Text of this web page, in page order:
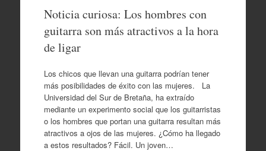
Noticia curiosa: Los hombres con
guitarra son más atractivos a la hora
de ligar
Los chicos que llevan una guitarra podrían tener
más posibilidades de éxito con las mujeres. La
Universidad del Sur de Bretaña, ha extraído
mediante un experimento social que los guitarristas
o los hombres que portan una guitarra resultan más
atractivos a ojos de las mujeres. ¿Cómo ha llegado
a estos resultados? Fácil. Un joven…